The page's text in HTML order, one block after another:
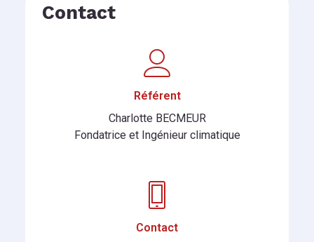
Contact
Référent
Charlotte BECMEUR
Fondatrice et Ingénieur climatique
Contact